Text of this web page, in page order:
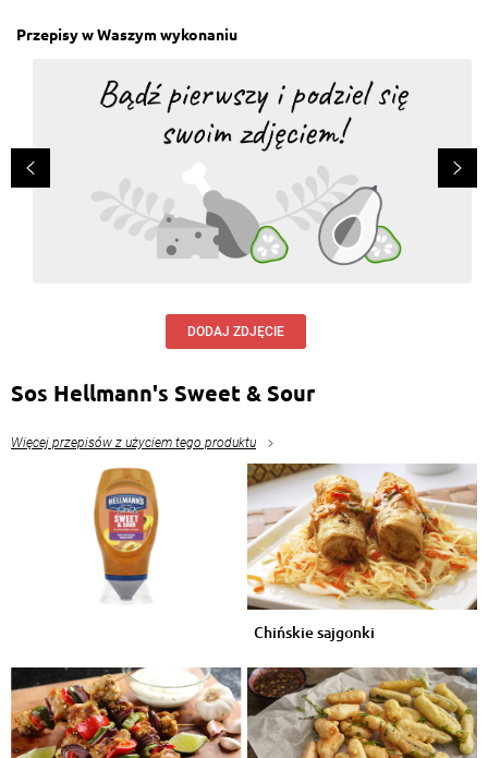
Przepisy w Waszym wykonaniu
DODAJ ZDJĘCIE
Sos Hellmann's Sweet & Sour
Więcej przepisów z użyciem tego produktu
Chińskie sajgonki